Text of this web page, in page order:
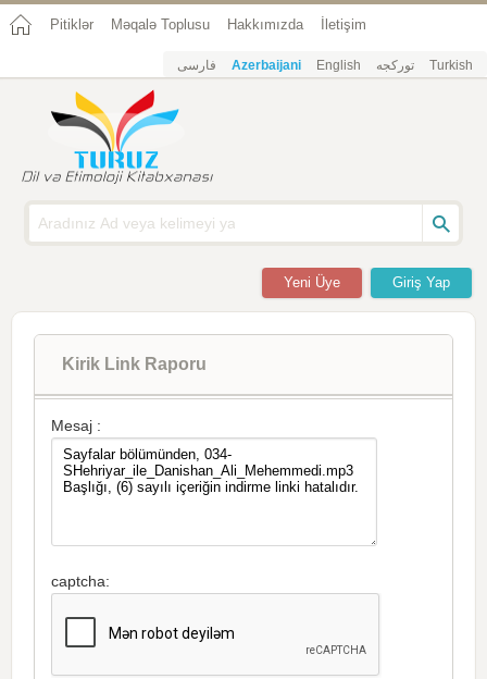
Pitiklər Məqalə Toplusu Hakkımızda İletişim
فارسی Azerbaijani English تورکجه Turkish
Giriş Yap
Yeni Üye
Kirik Link Raporu
Mesaj :
captcha: